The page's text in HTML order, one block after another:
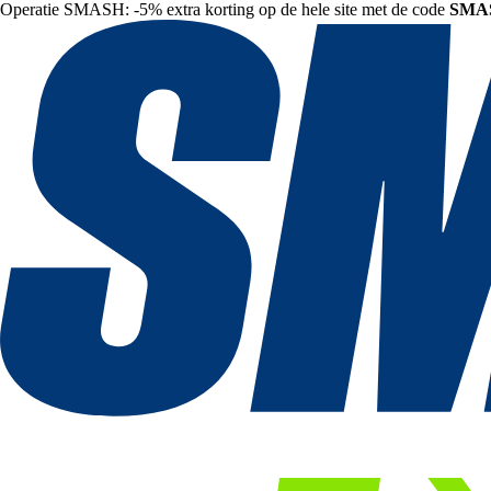
Operatie SMASH: -5% extra korting op de hele site met de code